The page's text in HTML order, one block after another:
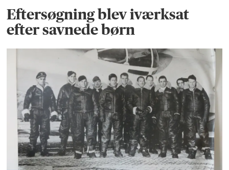
Eftersøgning blev iværksat
efter savnede børn